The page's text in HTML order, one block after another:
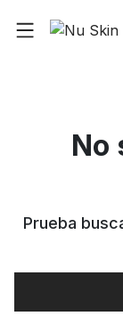
No
Prueba